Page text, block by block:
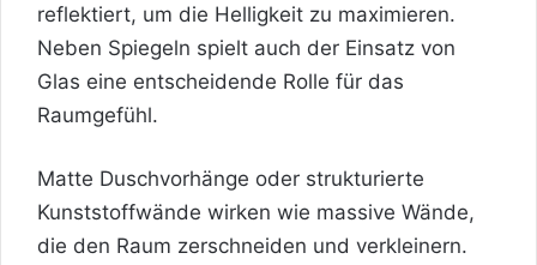
reflektiert, um die Helligkeit zu maximieren.
Neben Spiegeln spielt auch der Einsatz von
Glas eine entscheidende Rolle für das
Raumgefühl.
Matte Duschvorhänge oder strukturierte
Kunststoffwände wirken wie massive Wände,
die den Raum zerschneiden und verkleinern.